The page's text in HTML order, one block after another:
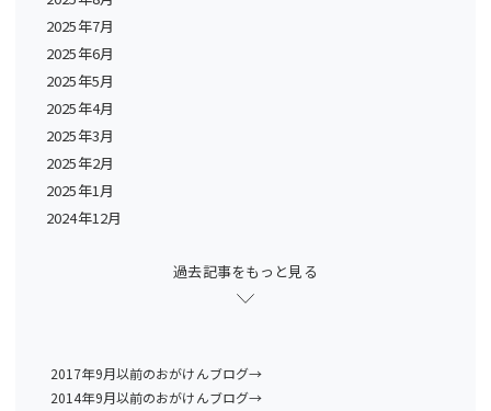
2025年7月
2025年6月
2025年5月
2025年4月
2025年3月
2025年2月
2025年1月
2024年12月
過去記事をもっと見る
2017年9月以前のおがけんブログ→
2014年9月以前のおがけんブログ→